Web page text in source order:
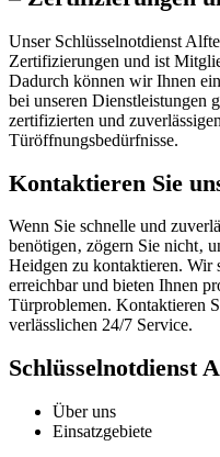
Unser Schlüsselnotdienst
Zertifizierungen und ist
Dadurch können wir Ihnen
bei unseren Dienstleistungen
zertifizierten und
Türöffnungsbedürfnisse.
Kontaktieren Sie
Wenn Sie schnelle und
benötigen‚ zögern Sie nicht‚
Heidgen zu kontaktieren.​
erreichbar und bieten Ihnen
Türproblemen.​ Kontaktieren
verlässlichen 24/7 Service.​
Schlüsselnotdienst
Über uns
Einsatzgebiete